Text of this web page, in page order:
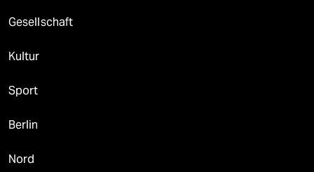
Gesellschaft
Kultur
Sport
Berlin
Nord